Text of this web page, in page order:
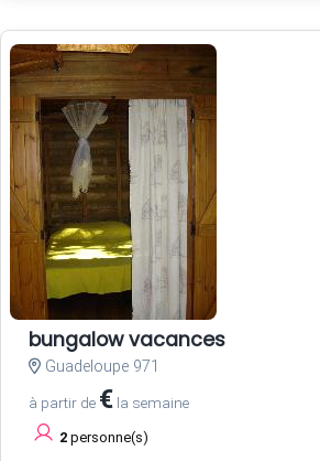
bungalow vacances
Guadeloupe 971
à partir de € la semaine
2 personne(s)